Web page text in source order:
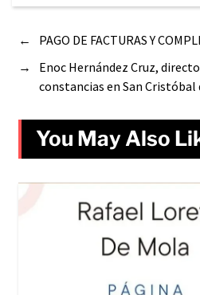
←
PAGO DE FACTURAS Y
→
Enoc Hernández Cruz,
constancias en San Cristóbal
You May Also